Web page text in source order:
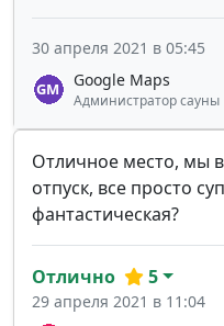
Google Maps
Администратор сауны
30 апреля 2021 в 05:45
Отличное место, мы
отпуск, все просто
фантастическая?
Отлично 5
29 апреля 2021 в 11:04